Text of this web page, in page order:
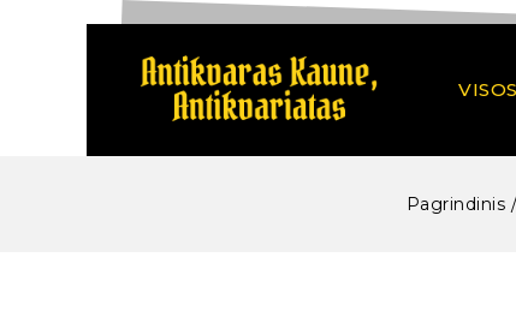
Pagrindinis /